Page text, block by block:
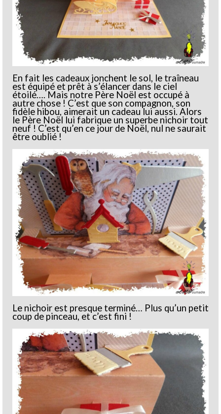
En fait les cadeaux jonchent le sol, le traîneau
est équipé et prêt à s’élancer dans le ciel
étoilé…. Mais notre Père Noël est occupé à
autre chose ! C’est que son compagnon, son
fidèle hibou, aimerait un cadeau lui aussi. Alors
le Père Noël lui fabrique un superbe nichoir tout
neuf ! C’est qu’en ce jour de Noël, nul ne saurait
être oublié !
Le nichoir est presque terminé… Plus qu’un petit
coup de pinceau, et c’est fini !